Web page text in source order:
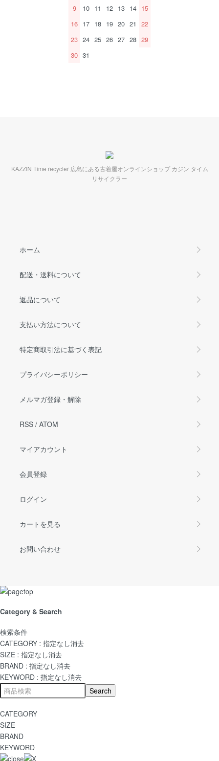
9
10 11 12 13 14 15
16 17 18 19 20 21
22
23 24 25 26 27 28 29
30 31
KAZZIN Time recycler 広島にある古着屋オンラインショップ カジン タイム
リサイクラー
ホーム
配送・送料について
返品について
支払い方法について
特定商取引法に基づく表記
プライバシーポリシー
メルマガ登録・解除
RSS / ATOM
マイアカウント
会員登録
ログイン
カートを見る
お問い合わせ
Category & Search
検索条件
CATEGORY : 指定なし消去
SIZE : 指定なし消去
BRAND : 指定なし消去
KEYWORD : 指定なし消去
CATEGORY
SIZE
BRAND
KEYWORD